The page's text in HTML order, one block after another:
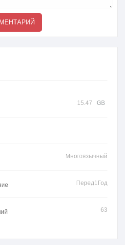
15.47 GB
Многоязычный
Перед1Год
63